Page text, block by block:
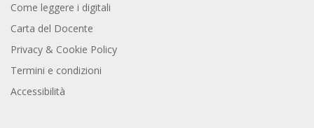
Come leggere i digitali
Carta del Docente
Privacy & Cookie Policy
Termini e condizioni
Accessibilità